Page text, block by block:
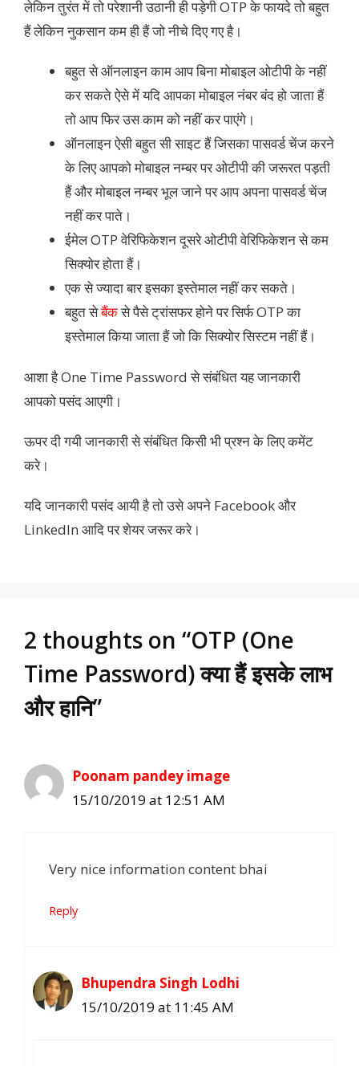
लेकिन तुरंत में तो परेशानी उठानी ही पड़ेगी OTP के फायदे तो बहुत
हैं लेकिन नुकसान कम ही हैं जो नीचे दिए गए है।
बहुत से ऑनलाइन काम आप बिना मोबाइल ओटीपी के नहीं
कर सकते ऐसे में यदि आपका मोबाइल नंबर बंद हो जाता हैं
तो आप फिर उस काम को नहीं कर पाएंगे।
ऑनलाइन ऐसी बहुत सी साइट हैं जिसका पासवर्ड चेंज करने
के लिए आपको मोबाइल नम्बर पर ओटीपी की जरूरत पड़ती
हैं और मोबाइल नम्बर भूल जाने पर आप अपना पासवर्ड चेंज
नहीं कर पाते।
ईमेल OTP वेरिफिकेशन दूसरे ओटीपी वेरिफिकेशन से कम
सिक्योर होता हैं।
एक से ज्यादा बार इसका इस्तेमाल नहीं कर सकते।
बहुत सेबैंकसे पैसे ट्रांसफर होने पर सिर्फ OTP का
इस्तेमाल किया जाता हैं जो कि सिक्योर सिस्टम नहीं हैं।
आशा है One Time Password से संबंधितयह जानकारी
आपको पसंद आएगी।
ऊपर दी गयी जानकारी से संबंधित किसी भी प्रश्न के लिए कमेंट
करे।
यदि जानकारी पसंद आयी है तो उसे अपने Facebook और
LinkedIn आदि पर शेयर जरूर करे।
2 thoughts on “OTP (One
Time Password) क्या हैं इसके लाभ
और हानि”
Poonam pandey image
15/10/2019 at 12:51 AM
Very nice information content bhai
Reply
Bhupendra Singh Lodhi
15/10/2019 at 11:45 AM